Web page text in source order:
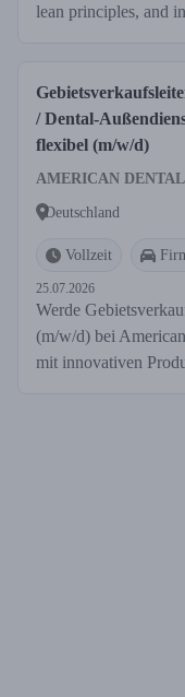
lean principles, and
/ Dental-
flexibel (m/w/d)
AMERICAN
Deutschland
Vollzeit
25.07.2026
Werde
(m/w/d) bei
mit innovativen